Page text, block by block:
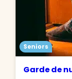
Seniors
Garde de